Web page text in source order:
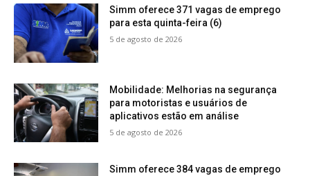
Simm oferece 371 vagas de emprego
para esta quinta-feira (6)
5 de agosto de 2026
Mobilidade: Melhorias na segurança
para motoristas e usuários de
aplicativos estão em análise
5 de agosto de 2026
Simm oferece 384 vagas de emprego